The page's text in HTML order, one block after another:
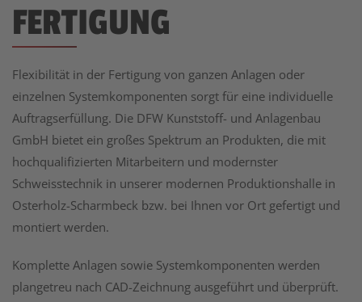
FERTIGUNG
Flexibilität in der Fertigung von ganzen Anlagen oder
einzelnen Systemkomponenten sorgt für eine individuelle
Auftragserfüllung. Die DFW Kunststoff- und Anlagenbau
GmbH bietet ein großes Spektrum an Produkten, die mit
hochqualifizierten Mitarbeitern und modernster
Schweisstechnik in unserer modernen Produktionshalle in
Osterholz-Scharmbeck bzw. bei Ihnen vor Ort gefertigt und
montiert werden.
Komplette Anlagen sowie Systemkomponenten werden
plangetreu nach CAD-Zeichnung ausgeführt und überprüft.